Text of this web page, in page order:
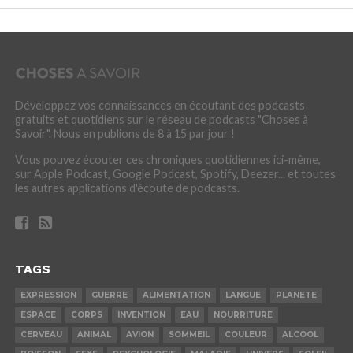
Développez vos connaissances en écoutant des podcasts
gratuits et quotidiens sur le réseau de podcasts "Choses à
Savoir". Nous en publions de 8 à 15 par jour !
Vous pouvez écouter ces chroniques quotidiennes ici-même,
sur Apple Podcast, Google Podcast, Spotify, Deezer... et toutes
les autres applications d'écoute de podcasts.
TAGS
EXPRESSION GUERRE ALIMENTATION LANGUE
PLANETE
ESPACE
CORPS INVENTION EAU
NOURRITURE
CERVEAU
ANIMAL AVION SOMMEIL COULEUR
ALCOOL